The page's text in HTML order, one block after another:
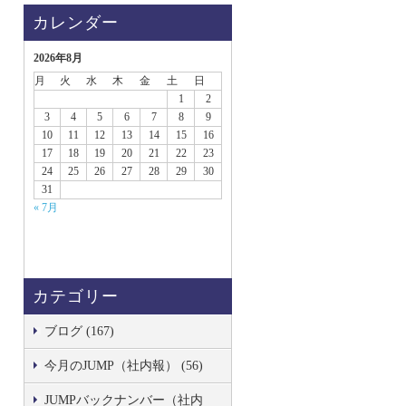
カレンダー
2026年8月
月
火 水 木 金 土
日
1
2
3
4 5 6 7 8
9
10
11 12 13 14 15
16
17
18 19 20 21 22
23
24
25 26 27 28 29
30
31
« 7月
カテゴリー
ブログ (167)
今月のJUMP（社内報） (56)
JUMPバックナンバー（社内